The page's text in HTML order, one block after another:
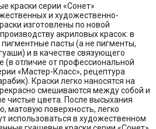
краски серии «Сонет»
и художественно-
изготовлены по новой
акриловых красок: в
пасты (а не пигменты,
и в качестве связующего
(в отличие от профессиональной
«Мастер-Класс», рецептура
Краски легко наносятся на
смешиваются между собой и
чистые цвета. После высыхания
матовую поверхность, легко
использоваться в художественном